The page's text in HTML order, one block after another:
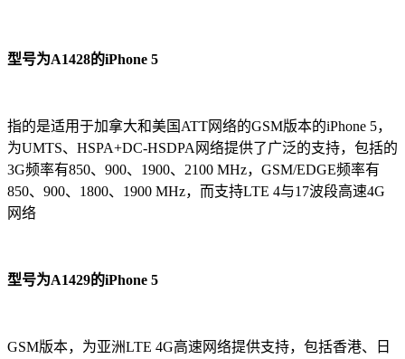
型号为A1428的iPhone 5
指的是适用于加拿大和美国ATT网络的GSM版本的iPhone 5，
为UMTS、HSPA+DC-HSDPA网络提供了广泛的支持，包括的
3G频率有850、900、1900、2100 MHz，GSM/EDGE频率有
850、900、1800、1900 MHz，而支持LTE 4与17波段高速4G
网络
型号为A1429的iPhone 5
GSM版本，为亚洲LTE 4G高速网络提供支持，包括香港、日